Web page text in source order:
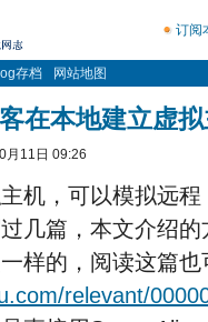
订阅
存档 网站地图
在本地建立虚
月11日 09:26
机，可以模拟远程
几篇，本文介绍的
样的，阅读这篇也
relevant/